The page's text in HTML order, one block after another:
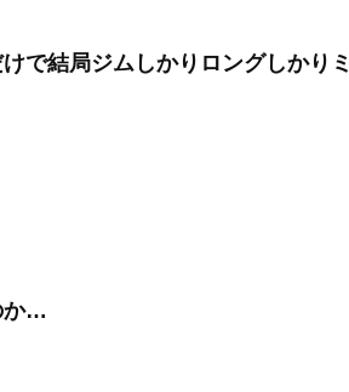
で結局ジムしかりロングしかりミ
か…